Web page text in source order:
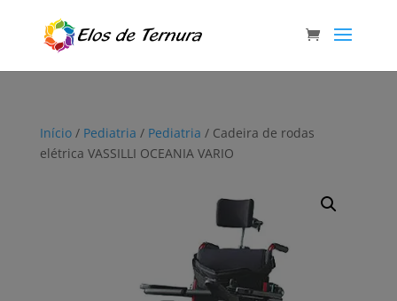
Início/ Pediatria / Pediatria / Cadeira de rodas
elétrica VASSILLI OCEANIA VARIO